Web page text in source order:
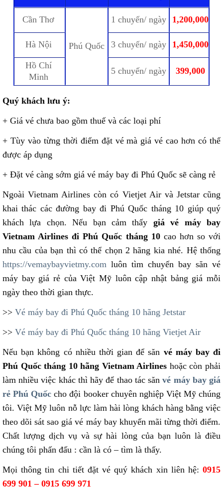
Cần Thơ
Phú Quốc
1 chuyến/ ngày 1,200,000
Hà Nội 3 chuyến/ ngày 1,450,000
Hồ Chí
Minh
5 chuyến/ ngày 399,000
Quý khách lưu ý:
+ Giá vé chưa bao gồm thuế và các loại phí
+ Tùy vào từng thời điểm đặt vé mà giá vé cao hơn có thể
được áp dụng
+ Đặt vé càng sớm giá vé máy bay đi Phú Quốc sẽ càng rẻ
Ngoài Vietnam Airlines còn có Vietjet Air và Jetstar cũng
khai thác các đường bay đi Phú Quốc tháng 10 giúp quý
khách lựa chọn. Nếu bạn cảm thấy giá vé máy bay
Vietnam Airlines đi Phú Quốc tháng 10cao hơn so với
nhu cầu của bạn thì có thể chọn 2 hãng kia nhé. Hệ thống
https://vemaybayvietmy.com luôn tìm chuyến bay săn vé
máy bay giá rẻ của Việt Mỹ luôn cập nhật bảng giá mỗi
ngày theo thời gian thực.
>> Vé máy bay đi Phú Quốc tháng 10 hãng Jetstar
>> Vé máy bay đi Phú Quốc tháng 10 hãng Vietjet Air
Nếu bạn không có nhiều thời gian để săn vé máy bay đi
Phú Quốc tháng 10 hãng Vietnam Airlines hoặc còn phải
làm nhiều việc khác thì hãy để thao tác sănvé máy bay giá
rẻ Phú Quốc cho đội booker chuyên nghiệp Việt Mỹ chúng
tôi. Việt Mỹ luôn nỗ lực làm hài lòng khách hàng bằng việc
theo dõi sát sao giá vé máy bay khuyến mãi từng thời điểm.
Chất lượng dịch vụ và sự hài lòng của bạn luôn là điều
chúng tôi phấn đấu : cần là có – tìm là thấy.
Mọi thông tin chi tiết đặt vé quý khách xin liên hệ: 0915
699 901 – 0915 699 971